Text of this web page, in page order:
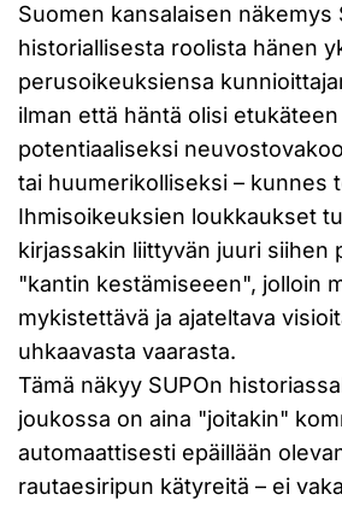
Suomen kansalaisen näkemys
historiallisesta roolista hänen
perusoikeuksiensa
ilman että häntä olisi
potentiaaliseksi
tai huumerikolliseksi – kunnes
Ihmisoikeuksien loukkaukset
kirjassakin liittyvän juuri siihen
"kantin kestämiseeen", jolloin
mykistettävä ja ajateltava
uhkaavasta vaarasta.
Tämä näkyy SUPOn
joukossa on aina "joitakin"
automaattisesti epäillään
rautaesiripun kätyreitä – ei